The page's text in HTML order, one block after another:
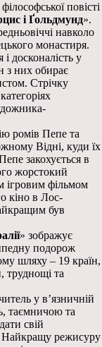
повісті
і Ґольдмунд».
навколо
монастиря.
досконалість у
з них обирає
Стрічку
ромів Пепе та
Відні, куди їх
закохується в
жорстокий
ігровим фільмом
кіно в Лос-
був
» зображує
подорож
шляху – 19 країн,
труднощі та
у в’язничній
таємничою та
свій
Найкращу режисуру